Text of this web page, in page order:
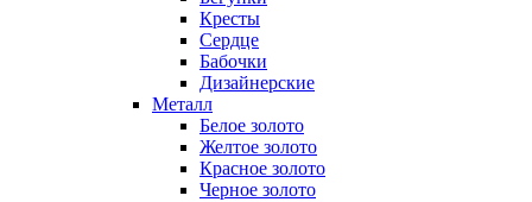
Кресты
Сердце
Бабочки
Дизайнерские
Металл
Белое золото
Желтое золото
Красное золото
Черное золото